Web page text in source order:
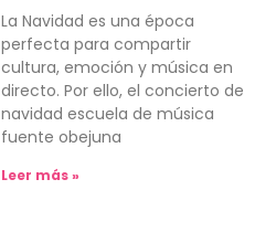
La Navidad es una época
perfecta para compartir
cultura, emoción y música en
directo. Por ello, el concierto de
navidad escuela de música
fuente obejuna
Leer más »